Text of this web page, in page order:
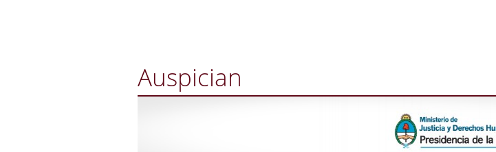
Auspician